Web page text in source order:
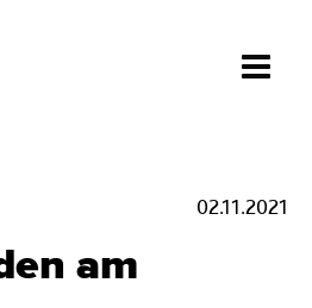
02.11.2021
am